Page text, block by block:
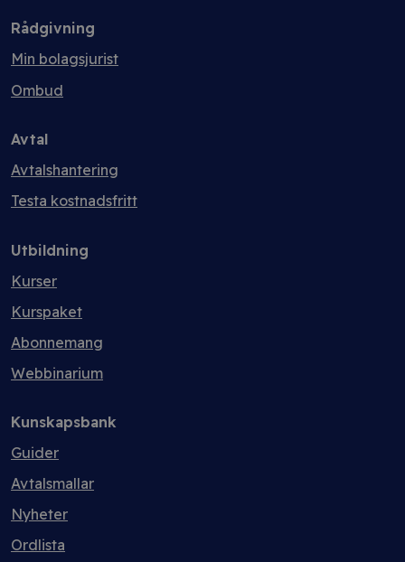
Rådgivning
Min bolagsjurist
Ombud
Avtal
Avtalshantering
Testa kostnadsfritt
Utbildning
Kurser
Kurspaket
Abonnemang
Webbinarium
Kunskapsbank
Guider
Avtalsmallar
Nyheter
Ordlista